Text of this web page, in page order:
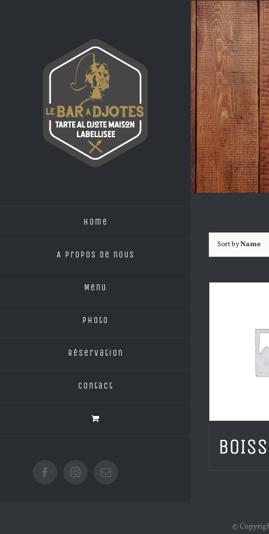
Home
A propos de nous
Menu
Photo
Réservation
Contact
FacebookInstagramEmail
Sort byName
©